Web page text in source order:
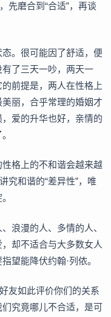
先磨合到“合适”，再谈
。很可能因了舒适，便
了三天一吵，两天一
前提是，两人在性格上
丽，合乎常理的婚姻才
爱的升华也好，亲情的
格上的不和谐会越来越
究和谐的“差异性”，唯
浪漫的人、多情的人、
却不适合与大多数女人
望能降伏约翰·列侬。
友如此评价你们的关系
究竟哪儿不合适，是可